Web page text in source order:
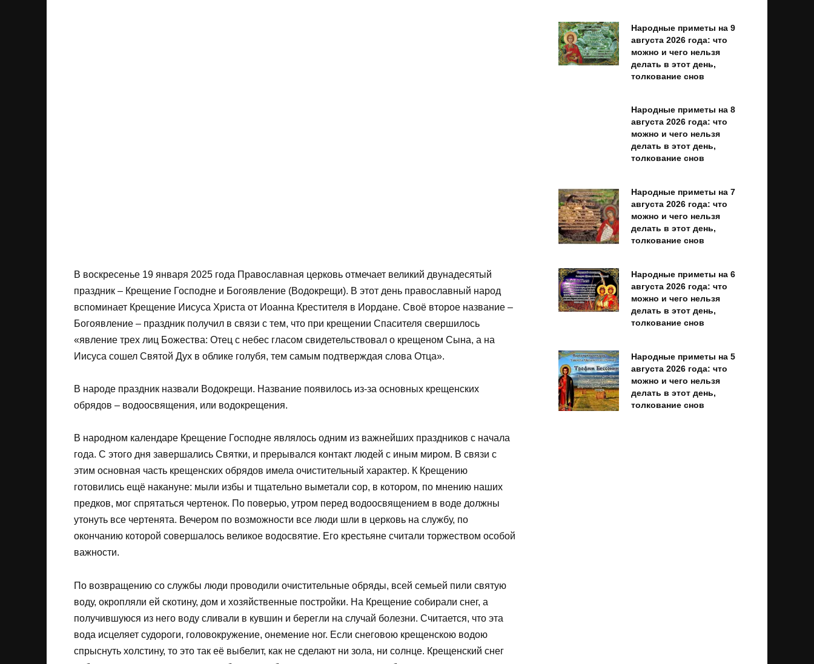
В воскресенье 19 января 2025 года Православная церковь отмечает великий двунадесятый
праздник – Крещение Господне и Богоявление (Водокрещи). В этот день православный народ
вспоминает Крещение Иисуса Христа от Иоанна Крестителя в Иордане. Своё второе название –
Богоявление – праздник получил в связи с тем, что при крещении Спасителя свершилось
«явление трех лиц Божества: Отец с небес гласом свидетельствовал о крещеном Сына, а на
Иисуса сошел Святой Дух в облике голубя, тем самым подтверждая слова Отца».
В народе праздник назвали Водокрещи. Название появилось из-за основных крещенских
обрядов – водоосвящения, или водокрещения.
В народном календаре Крещение Господне являлось одним из важнейших праздников с начала
года. С этого дня завершались Святки, и прерывался контакт людей с иным миром. В связи с
этим основная часть крещенских обрядов имела очистительный характер. К Крещению
готовились ещё накануне: мыли избы и тщательно выметали сор, в котором, по мнению наших
предков, мог спрятаться чертенок. По поверью, утром перед водоосвящением в воде должны
утонуть все чертенята. Вечером по возможности все люди шли в церковь на службу, по
окончанию которой совершалось великое водосвятие. Его крестьяне считали торжеством особой
важности.
По возвращению со службы люди проводили очистительные обряды, всей семьей пили святую
воду, окропляли ей скотину, дом и хозяйственные постройки. На Крещение собирали снег, а
получившуюся из него воду сливали в кувшин и берегли на случай болезни. Считается, что эта
вода исцеляет судороги, головокружение, онемение ног. Если снеговою крещенскою водою
спрыснуть холстину, то это так её выбелит, как не сделают ни зола, ни солнце. Крещенский снег
Народные приметы на 9
августа 2026 года: что
можно и чего нельзя
делать в этот день,
толкование снов
Народные приметы на 8
августа 2026 года: что
можно и чего нельзя
делать в этот день,
толкование снов
Народные приметы на 7
августа 2026 года: что
можно и чего нельзя
делать в этот день,
толкование снов
Народные приметы на 6
августа 2026 года: что
можно и чего нельзя
делать в этот день,
толкование снов
Народные приметы на 5
августа 2026 года: что
можно и чего нельзя
делать в этот день,
толкование снов